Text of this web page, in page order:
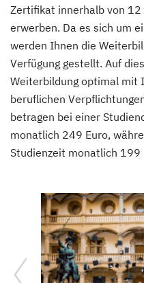
Zertifikat innerhalb von
erwerben. Da es sich um
werden Ihnen die
Verfügung gestellt. Auf
Weiterbildung optimal mit
beruflichen
betragen bei einer
monatlich 249 Euro,
Studienzeit monatlich 199